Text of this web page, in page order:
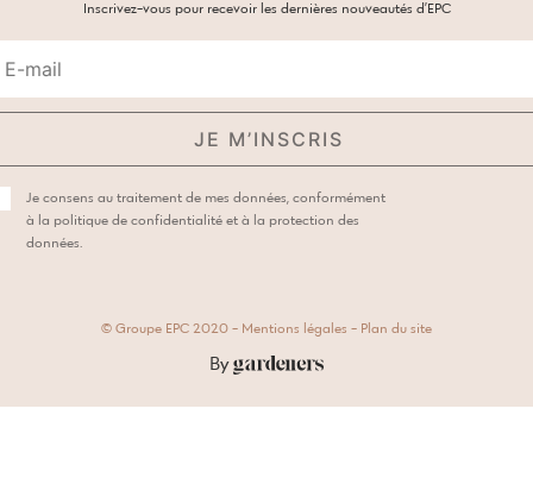
Inscrivez-vous pour recevoir les dernières nouveautés d’EPC
Je consens au traitement de mes données, conformément
à la politique de confidentialité et à la protection des
données.
© Groupe EPC 2020 - Mentions légales - Plan du site
By